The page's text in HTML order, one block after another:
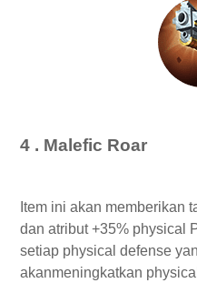
4 . Malefic Roar
Item ini akan memberikan
dan atribut +35% physical
setiap physical defense
akanmeningkatkan